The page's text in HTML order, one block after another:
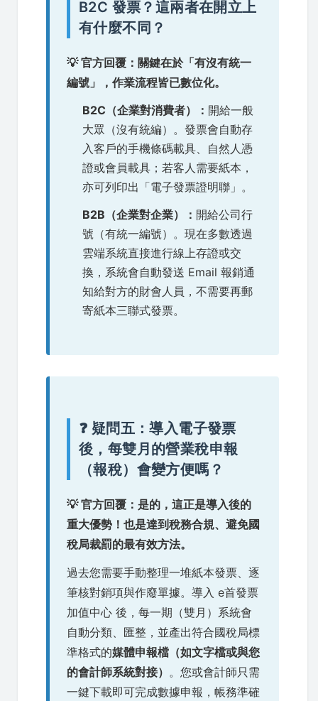
B2C 發票？這兩者在開立上
有什麼不同？
💡 官方回覆：關鍵在於「有沒有統一
編號」，作業流程皆已數位化。
B2C（企業對消費者）： 開給一般
大眾（沒有統編）。發票會自動存
入客戶的手機條碼載具、自然人憑
證或會員載具；若客人需要紙本，
亦可列印出「電子發票證明聯」。
B2B（企業對企業）： 開給公司行
號（有統一編號）。現在多數透過
雲端系統直接進行線上存證或交
換，系統會自動發送 Email 報銷通
知給對方的財會人員，不需要再郵
寄紙本三聯式發票。
❓ 疑問五：導入電子發票
後，每雙月的營業稅申報
（報稅）會變方便嗎？
💡 官方回覆：是的，這正是導入後的
重大優勢！也是達到稅務合規、避免國
稅局裁罰的最有效方法。
過去您需要手動整理一堆紙本發票、逐
筆核對銷項與作廢單據。導入 e首發票
加值中心 後，每一期（雙月）系統會
自動分類、匯整，並產出符合國稅局標
準格式的媒體申報檔（如文字檔或與您
的會計師系統對接） 。您或會計師只需
一鍵下載即可完成數據申報，帳務準確